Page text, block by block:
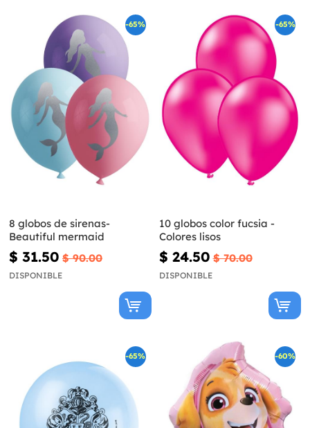
-65%
8 globos de sirenas-
Beautiful mermaid
$ 31.50 $ 90.00
DISPONIBLE
-65%
10 globos color fucsia -
Colores lisos
$ 24.50 $ 70.00
DISPONIBLE
-65% -60%